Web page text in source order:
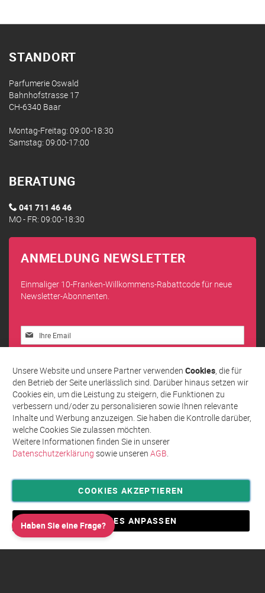
STANDORT
Parfumerie Oswald
Bahnhofstrasse 17
CH-6340 Baar
Montag-Freitag: 09:00-18:30
Samstag: 09:00-17:00
BERATUNG
041 711 46 46
MO - FR: 09:00-18:30
ANMELDUNG NEWSLETTER
Einmaliger 10-Franken-Willkommens-Rabattcode für neue
Newsletter-Abonnenten.
Melden
Sie
unseren
Newsletter
an:
Abonnieren
Privatsphäre und Datenschutz
Allgemeine Geschäftsbedingungen AGB
Impressum
Haben Sie eine Frage?
Unsere Website und unsere Partner verwenden Cookies, die für
den Betrieb der Seite unerlässlich sind. Darüber hinaus setzen wir
Cookies ein, um die Leistung zu steigern, die Funktionen zu
verbessern und/oder zu personalisieren sowie Ihnen relevante
Inhalte und Werbung anzuzeigen. Sie haben die Kontrolle darüber,
welche Cookies Sie zulassen möchten.
Weitere Informationen finden Sie in unserer
Datenschutzerklärung sowie unseren AGB.
COOKIES AKZEPTIEREN
COOKIES ANPASSEN